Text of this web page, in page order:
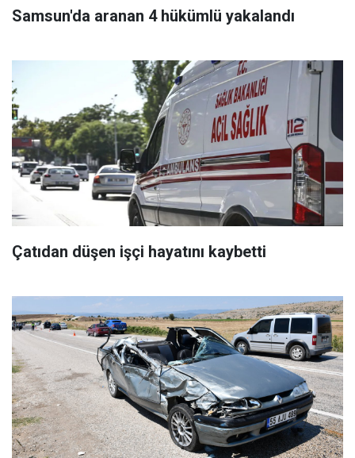
Samsun'da aranan 4 hükümlü yakalandı
Çatıdan düşen işçi hayatını kaybetti